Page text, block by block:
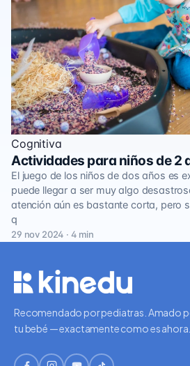
Cognitiva
Actividades para niños de 2
El juego de los niños de dos años es
puede llegar a ser muy algo
atención aún es bastante corta, pero
q
29 nov 2024 · 4 min
Recomendado por pediatras. Amado
tu bebé — exactamente como es ahora.